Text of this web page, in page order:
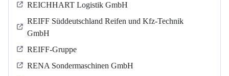
REICHHART Logistik GmbH
REIFF Süddeutschland Reifen und Kfz-Technik
GmbH
REIFF-Gruppe
RENA Sondermaschinen GmbH